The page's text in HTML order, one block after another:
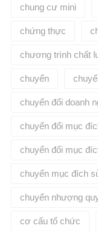
chung cư mini
chứng thực
chương trình chất
chuyển
chuyển đổi doanh
chuyển đổi mục
chuyển đổi mục
chuyển mục đích
chuyển nhượng
cơ cấu tổ chức